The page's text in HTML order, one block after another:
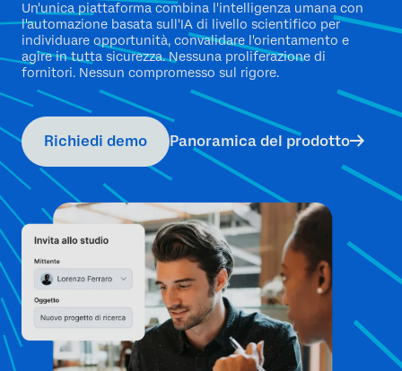
Un'unica piattaforma combina l'intelligenza umana con
l'automazione basata sull'IA di livello scientifico per
individuare opportunità, convalidare l'orientamento e
agire in tutta sicurezza. Nessuna proliferazione di
fornitori. Nessun compromesso sul rigore.
Richiedi demo Panoramica del prodotto